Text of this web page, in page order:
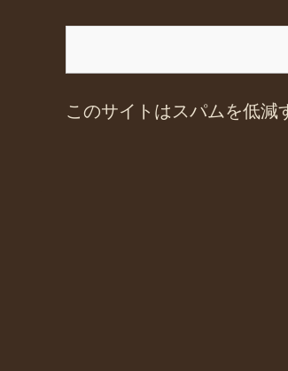
このサイトはスパムを低減